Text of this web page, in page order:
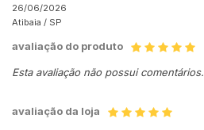
26/06/2026
Atibaia / SP
avaliação do produto
Esta avaliação não possui comentários.
avaliação da loja